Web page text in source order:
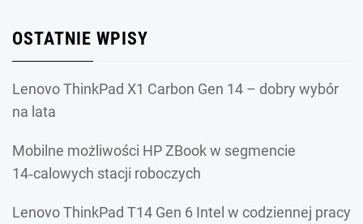
OSTATNIE WPISY
Lenovo ThinkPad X1 Carbon Gen 14 – dobry wybór
na lata
Mobilne możliwości HP ZBook w segmencie
14‑calowych stacji roboczych
Lenovo ThinkPad T14 Gen 6 Intel w codziennej pracy